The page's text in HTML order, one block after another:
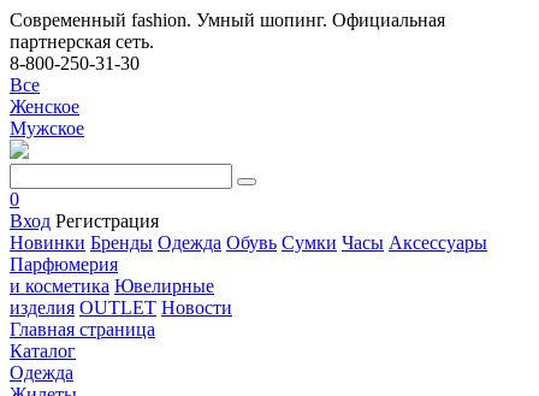
Современный fashion. Умный шопинг. Официальная
партнерская сеть.
8-800-250-31-30
Все
Женское
Мужское
0
Вход Регистрация
Новинки Бренды Одежда Обувь Сумки Часы Аксессуары
Парфюмерия
и косметика Ювелирные
изделия OUTLET Новости
Главная страница
Каталог
Одежда